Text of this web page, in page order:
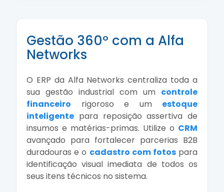
Gestão 360º com a Alfa
Networks
O ERP da Alfa Networks centraliza toda a
sua gestão industrial com um controle
financeiro rigoroso e um estoque
inteligente para reposição assertiva de
insumos e matérias-primas. Utilize o CRM
avançado para fortalecer parcerias B2B
duradouras e o cadastro com fotospara
identificação visual imediata de todos os
seus itens técnicos no sistema.